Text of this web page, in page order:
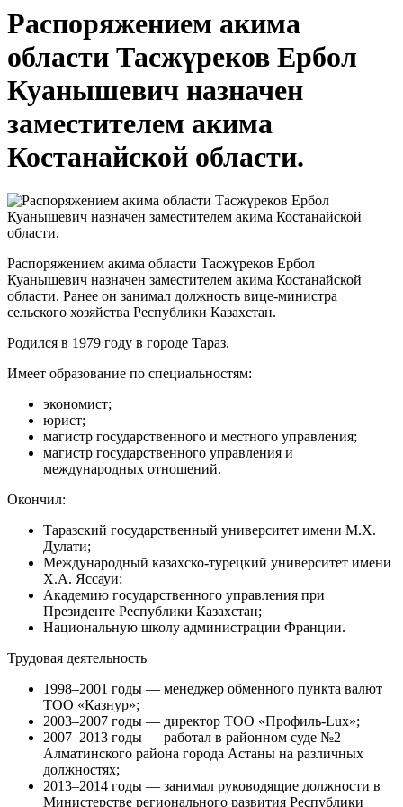
Распоряжением акима
области Тасжүреков Ербол
Куанышевич назначен
заместителем акима
Костанайской области.
Распоряжением акима области Тасжүреков Ербол
Куанышевич назначен заместителем акима Костанайской
области. Ранее он занимал должность вице-министра
сельского хозяйства Республики Казахстан.
Родился в 1979 году в городе Тараз.
Имеет образование по специальностям:
экономист;
юрист;
магистр государственного и местного управления;
магистр государственного управления и
международных отношений.
Окончил:
Таразский государственный университет имени М.Х.
Дулати;
Международный казахско-турецкий университет имени
Х.А. Яссауи;
Академию государственного управления при
Президенте Республики Казахстан;
Национальную школу администрации Франции.
Трудовая деятельность
1998–2001 годы — менеджер обменного пункта валют
ТОО «Казнур»;
2003–2007 годы — директор ТОО «Профиль-Lux»;
2007–2013 годы — работал в районном суде №2
Алматинского района города Астаны на различных
должностях;
2013–2014 годы — занимал руководящие должности в
Министерстве регионального развития Республики